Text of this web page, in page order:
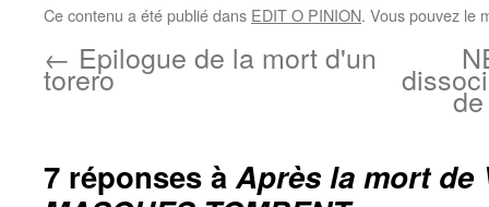
Ce contenu a été publié dans EDIT O PINION. Vous pouvez le
← Epilogue de la mort d'un
torero
7 réponses àAprès la mort de